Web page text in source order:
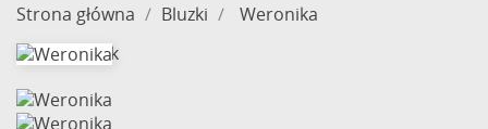
Strona główna Bluzki
Weronika
Out-of-Stock